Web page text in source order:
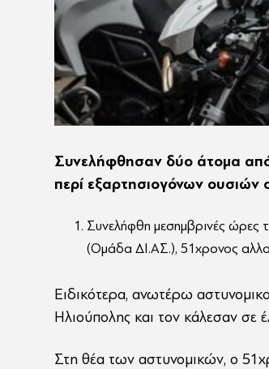
Συνελήφθησαν δύο άτομα
περί εξαρτησιογόνων ουσιών
Συνελήφθη μεσημβρινές ώρες
(Ομάδα ΔΙ.ΑΣ.), 51χρονος
Ειδικότερα, ανωτέρω
Ηλιούπολης και τον κάλεσαν σε
Στη θέα των αστυνομικών, ο